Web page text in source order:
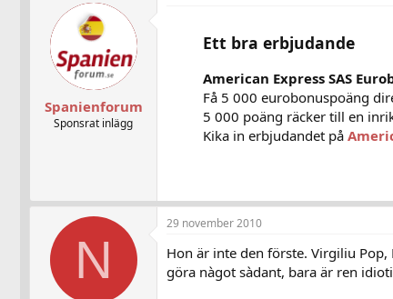
Spanienforum
Sponsrat inlägg
Ett bra erbjudande
American Express SAS
Få 5 000 eurobonuspoäng
5 000 poäng räcker till en
Kika in erbjudandet på
N
29 november 2010
Hon är inte den förste. Virgiliu
göra nàgot sàdant, bara är ren